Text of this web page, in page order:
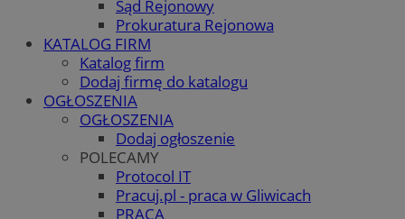
Sąd Rejonowy
Prokuratura Rejonowa
KATALOG FIRM
Katalog firm
Dodaj firmę do katalogu
OGŁOSZENIA
OGŁOSZENIA
Dodaj ogłoszenie
POLECAMY
Protocol IT
Pracuj.pl - praca w Gliwicach
PRACA